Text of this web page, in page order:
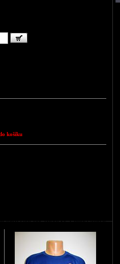
košíku
zboží jako 10x Tričko FC Chelsea Adidas